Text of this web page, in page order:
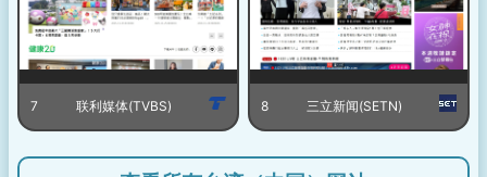
7 联利媒体(TVBS) 8 三立新闻(SETN)